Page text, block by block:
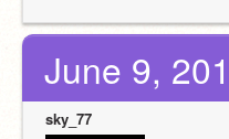
June 9,
sky_77